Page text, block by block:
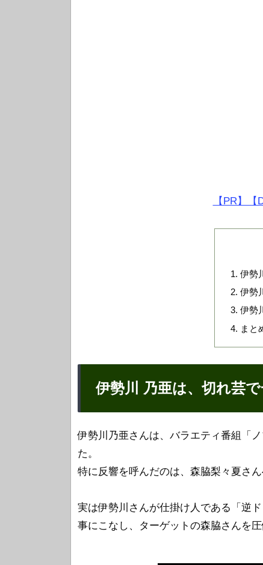
【PR】
伊勢
伊勢
伊勢
まと
伊勢川 乃亜は、切れ芸
伊勢川乃亜さんは、バラエティ番組「
た。
特に反響を呼んだのは、森脇梨々夏さん
実は伊勢川さんが仕掛け人である「逆
事にこなし、ターゲットの森脇さんを